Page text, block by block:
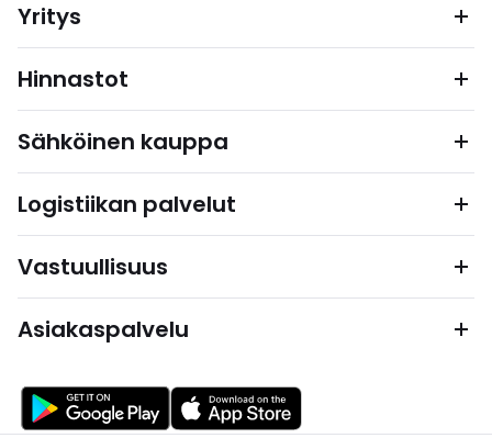
Yritys
Hinnastot
Sähköinen kauppa
Logistiikan palvelut
Vastuullisuus
Asiakaspalvelu